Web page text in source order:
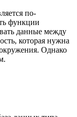
по-
функции
данные между
которая нужна
Однако